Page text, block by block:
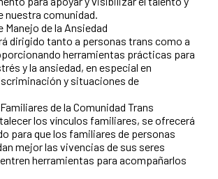
nuestra comunidad.
Manejo de la Ansiedad
dirigido tanto a personas trans como a
herramientas prácticas para
y la ansiedad, en especial en
y situaciones de
de la Comunidad Trans
los vínculos familiares, se ofrecerá
para que los familiares de personas
mejor las vivencias de sus seres
herramientas para acompañarlos